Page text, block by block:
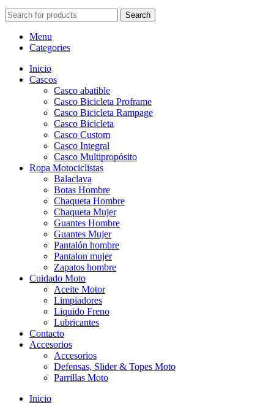
Search
Menu
Categories
Inicio
Cascos
Casco abatible
Casco Bicicleta Proframe
Casco Bicicleta Rampage
Casco Bicicleta
Casco Custom
Casco Integral
Casco Multipropósito
Ropa Motociclistas
Balaclava
Botas Hombre
Chaqueta Hombre
Chaqueta Mujer
Guantes Hombre
Guantes Mujer
Pantalón hombre
Pantalon mujer
Zapatos hombre
Cuidado Moto
Aceite Motor
Limpiadores
Liquido Freno
Lubricantes
Contacto
Accesorios
Accesorios
Defensas, Slider & Topes Moto
Parrillas Moto
Inicio